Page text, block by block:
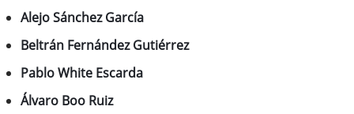
Alejo Sánchez García
Beltrán Fernández Gutiérrez
Pablo White Escarda
Álvaro Boo Ruiz